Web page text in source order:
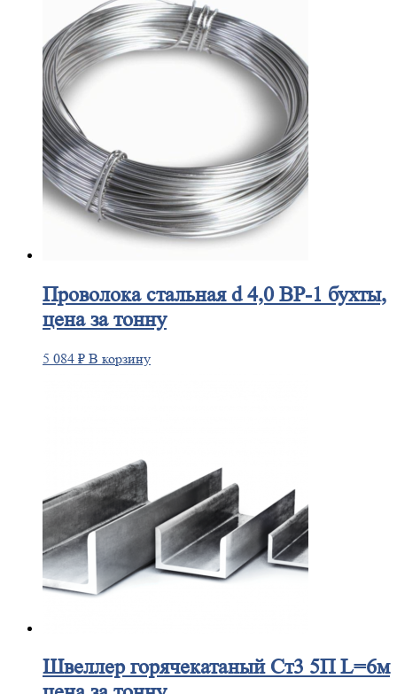
Проволокастальная d 4,0 ВР-1 бухты,
цена за тонну
5 084 ₽ В корзину
Швеллергорячекатаный Ст3 5П L=6м